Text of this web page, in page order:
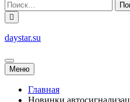
daystar.su
Меню
Главная
Новинки